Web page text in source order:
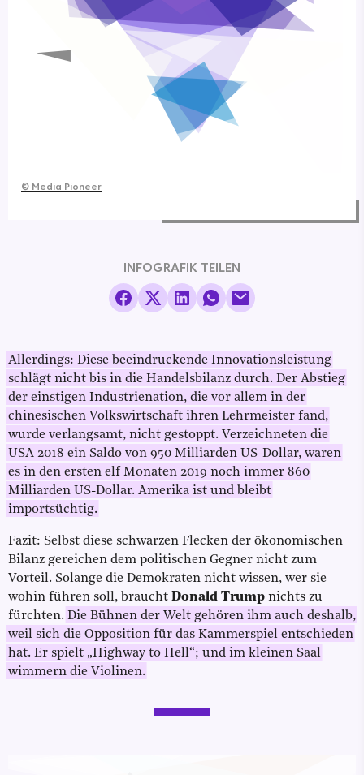
© Media Pioneer
INFOGRAFIK TEILEN
Allerdings: Diese beeindruckende Innovationsleistung
schlägt nicht bis in die Handelsbilanz durch. Der Abstieg
der einstigen Industrienation, die vor allem in der
chinesischen Volkswirtschaft ihren Lehrmeister fand,
wurde verlangsamt, nicht gestoppt. Verzeichneten die
USA 2018 ein Saldo von 950 Milliarden US-Dollar, waren
es in den ersten elf Monaten 2019 noch immer 860
Milliarden US-Dollar. Amerika ist und bleibt
importsüchtig.
Fazit: Selbst diese schwarzen Flecken der ökonomischen
Bilanz gereichen dem politischen Gegner nicht zum
Vorteil. Solange die Demokraten nicht wissen, wer sie
wohin führen soll, braucht Donald Trump nichts zu
fürchten. Die Bühnen der Welt gehören ihm auch deshalb,
weil sich die Opposition für das Kammerspiel entschieden
hat. Er spielt „Highway to Hell“; und im kleinen Saal
wimmern die Violinen.